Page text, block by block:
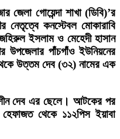
জেলা গোয়েন্দা শাখা (ডিবি)’র
কনস্টেবল মোকারাবি
ইসলাম ও মেহেদী হাসান
উপজেলার পাঁচগাঁও ইউনিয়নের
উত্তম দেব (৩২) নামের এক
দেব এর ছেলে। আটকের পর
থেকে ১১২পিস ইয়াবা